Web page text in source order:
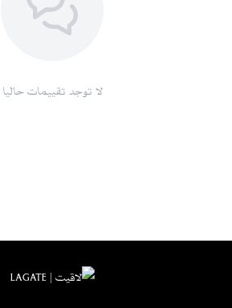
لا توجد تقييمات حاليا